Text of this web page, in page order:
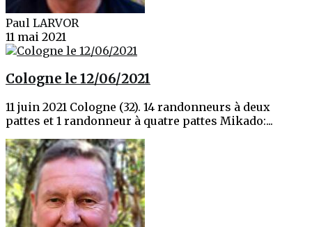
Paul LARVOR
11 mai 2021
Cologne le 12/06/2021
11 juin 2021 Cologne (32). 14 randonneurs à deux
pattes et 1 randonneur à quatre pattes Mikado:...